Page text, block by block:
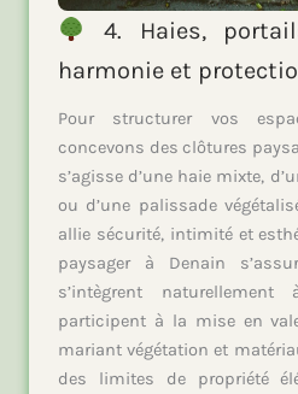
4. Haies,
harmonie et
Pour structurer vos
concevons des clôtures
s’agisse d’une haie mixte,
ou d’une palissade
allie sécurité, intimité et
paysager à Denain
s’intègrent naturellement
participent à la mise en
mariant végétation et
des limites de propriété